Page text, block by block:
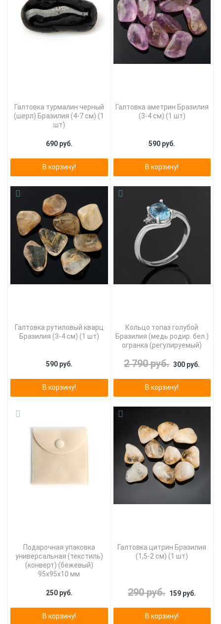
Галтовка турмалин черный
(шерл) Бразилия (4-7 см) (1
шт)
690 руб.
В корзину!
Галтовка аметрин Бразилия
(3-4 см) (1 шт)
590 руб.
В корзину!
Галтовка рутиловый кварц
Бразилия (3-4 см) (1 шт)
590 руб.
В корзину!
Кольцо топаз голубой
Бразилия (медь родир. бел.)
огранка (регулируемый)
2 790 руб. 300 руб.
В корзину!
Подарочная упаковка
универсальная (текстиль)
(конверт) (бежевый)
95х95х10 мм
250 руб.
В корзину!
Галтовка цитрин Бразилия
(1,5-2 см) (1 шт)
290 руб. 159 руб.
В корзину!